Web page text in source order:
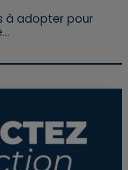
à adopter pour